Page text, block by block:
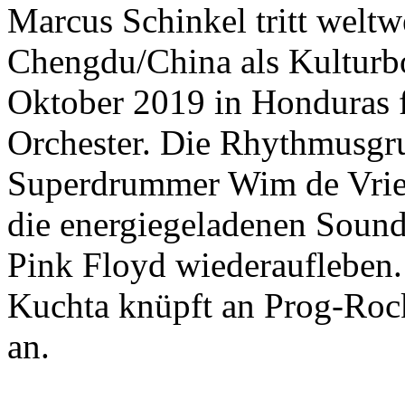
Marcus Schinkel tritt
Chengdu/China als
Oktober 2019 in
Orchester. Die
Superdrummer Wim de
die energiegeladenen
Pink Floyd
Kuchta knüpft an Prog-
an.